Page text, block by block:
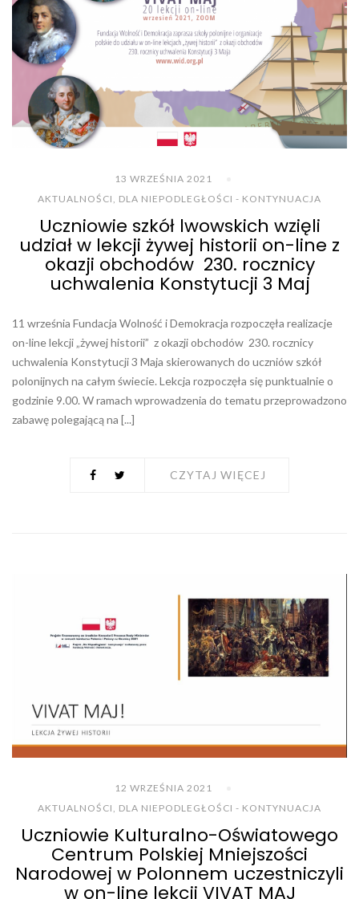
13 WRZEŚNIA 2021
AKTUALNOŚCI
DLA NIEPODLEGŁOŚCI - KONTYNUACJA
Uczniowie szkół lwowskich wzięli
udział w lekcji żywej historii on-line z
okazji obchodów 230. rocznicy
uchwalenia Konstytucji 3 Maj
11 września Fundacja Wolność i Demokracja rozpoczęła realizacje
on-line lekcji „żywej historii” z okazji obchodów 230. rocznicy
uchwalenia Konstytucji 3 Maja skierowanych do uczniów szkół
polonijnych na całym świecie. Lekcja rozpoczęła się punktualnie o
godzinie 9.00. W ramach wprowadzenia do tematu przeprowadzono
zabawę polegającą na [...]
CZYTAJ WIĘCEJ
12 WRZEŚNIA 2021
AKTUALNOŚCI
DLA NIEPODLEGŁOŚCI - KONTYNUACJA
Uczniowie Kulturalno-Oświatowego
Centrum Polskiej Mniejszości
Narodowej w Polonnem uczestniczyli
w on-line lekcji VIVAT MAJ